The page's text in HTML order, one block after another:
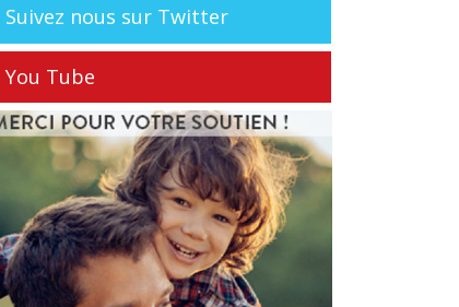
Suivez nous sur Twitter
You Tube